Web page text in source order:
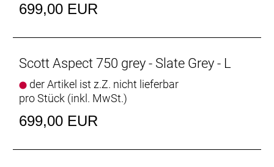
699,00 EUR
Scott Aspect 750 grey - Slate Grey - L
der Artikel ist z.Z. nicht lieferbar
pro Stück (inkl. MwSt.)
699,00 EUR